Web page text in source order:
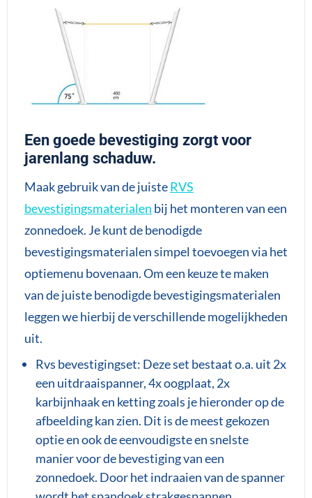
Een goede bevestiging zorgt voor
jarenlang schaduw.
Maak gebruik van de juisteRVS
bevestigingsmaterialen bij het monteren van een
zonnedoek. Je kunt de benodigde
bevestigingsmaterialen simpel toevoegen via het
optiemenu bovenaan. Om een keuze te maken
van de juiste benodigde bevestigingsmaterialen
leggen we hierbij de verschillende mogelijkheden
uit.
Rvs bevestigingset: Deze set bestaat o.a. uit 2x
een uitdraaispanner, 4x oogplaat, 2x
karbijnhaak en ketting zoals je hieronder op de
afbeelding kan zien. Dit is de meest gekozen
optie en ook de eenvoudigste en snelste
manier voor de bevestiging van een
zonnedoek. Door het indraaien van de spanner